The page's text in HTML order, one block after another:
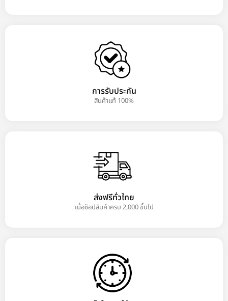
การรับประกัน
สินค้าแท้ 100%
ส่งฟรีทั่วไทย
เมื่อช็อปสินค้าครบ 2,000 ขึ้นไป